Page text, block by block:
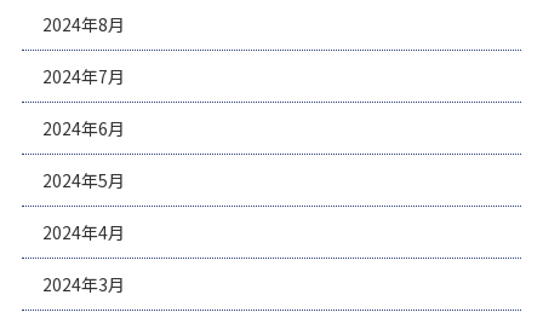
2024年8月
2024年7月
2024年6月
2024年5月
2024年4月
2024年3月